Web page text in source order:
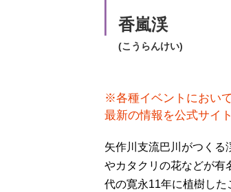
香嵐渓
(こうらんけい)
※各種イベントにおい
最新の情報を公式サイ
矢作川支流巴川がつくる
やカタクリの花などが有
代の寛永11年に植樹した